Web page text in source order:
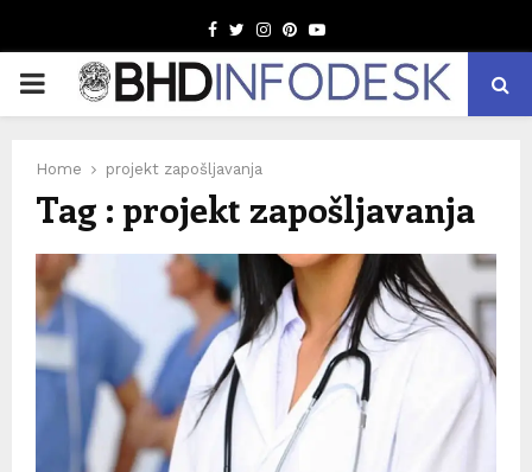
Facebook
TwitterInstagram
Pinterest
Youtube
PRIMARY
Home projekt zapošljavanja
Tag : projekt zapošljavanja